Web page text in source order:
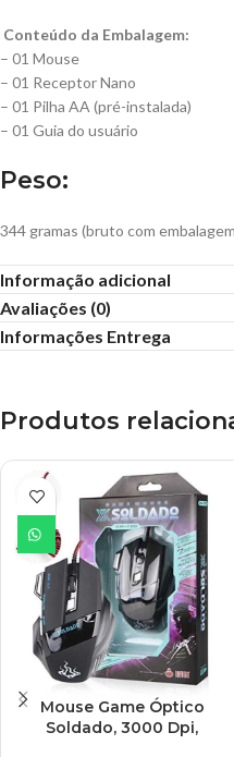
Conteúdo da Embalagem:
– 01 Mouse
– 01 Receptor Nano
– 01 Pilha AA (pré-instalada)
– 01 Guia do usuário
Peso:
344 gramas (bruto com
Informação adicional
Avaliações (0)
Informações Entrega
Produtos
Mouse Game Óptico
Soldado, 3000 Dpi,